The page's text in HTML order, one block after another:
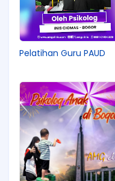
Pelatihan Guru PAUD